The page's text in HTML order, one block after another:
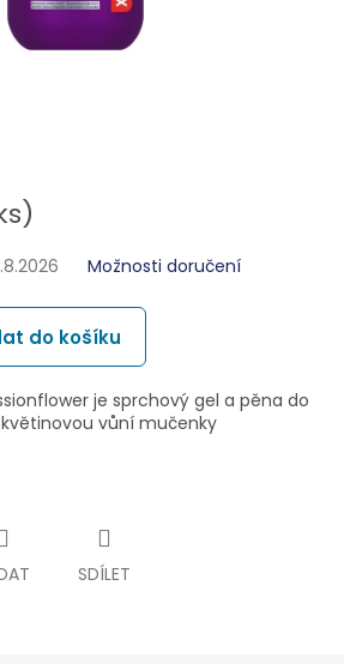
Možnosti doručení
do košíku
je sprchový gel a pěna do
vůní mučenky
SDÍLET